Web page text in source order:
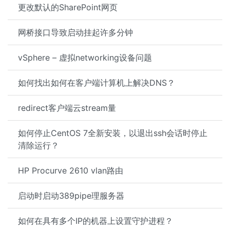
更改默认的SharePoint网页
网桥接口导致启动挂起许多分钟
vSphere – 虚拟networking设备问题
如何找出如何在客户端计算机上解决DNS？
redirect客户端云stream量
如何停止CentOS 7全新安装，以退出ssh会话时停止
清除运行？
HP Procurve 2610 vlan路由
启动时启动389pipe理服务器
如何在具有多个IP的机器上设置守护进程？